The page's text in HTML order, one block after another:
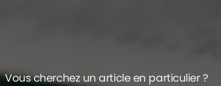
Vous cherchez un article en particulier ?